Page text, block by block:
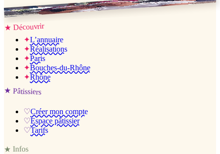
Jessica & Jérémy ♡
★ Découvrir
✦L’annuaire
✦Réalisations
✦Paris
✦Bouches-du-Rhône
✦Rhône
★ Pâtissiers
♡Créer mon compte
♡Espace pâtissier
♡Tarifs
★Infos